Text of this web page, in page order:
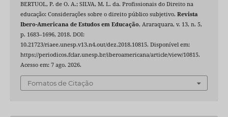
BERTUOL, P. de O. A.; SILVA, M. L. da. Profissionais do Direito na
educação: Considerações sobre o direito público subjetivo. Revista
Ibero-Americana de Estudos em Educação, Araraquara, v. 13, n. 5,
p. 1683–1696, 2018. DOI:
10.21723/riaee.unesp.v13.n4.out/dez.2018.10815. Disponível em:
https://periodicos.fclar.unesp.br/iberoamericana/article/view/10815.
Acesso em: 7 ago. 2026.
Fomatos de Citação